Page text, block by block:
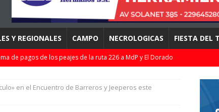
Y REGIONALES CAMPO NECROLOGICAS FIESTA DEL
de pagos de los peajes de la ruta 226 a MdP y El Dorado
la 2da fecha del Clausura de la LPF / Resultados, tablas, y
en el Encuentro de Barreros y Jeeperos este